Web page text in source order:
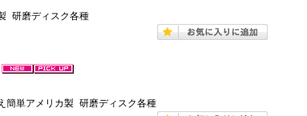
研磨ディスク各種
簡単アメリカ製 研磨ディスク各種